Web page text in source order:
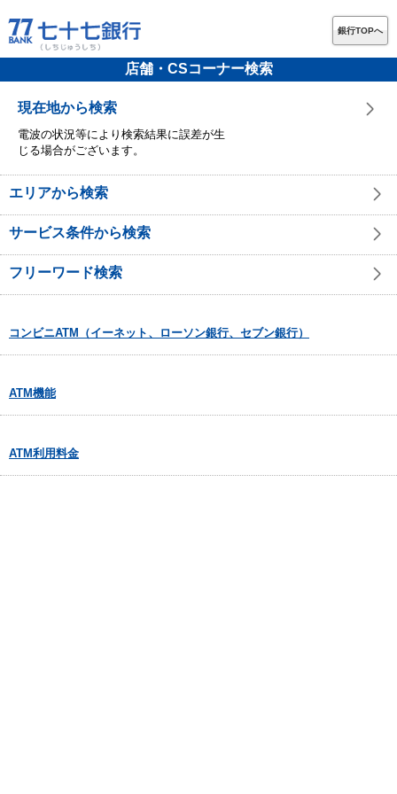
銀行TOPへ
店舗・CSコーナー検索
現在地から検索
電波の状況等により検索結果に誤差が生
じる場合がございます。
エリアから検索
サービス条件から検索
フリーワード検索
コンビニATM（イーネット、ローソン銀行、セブン銀行）
ATM機能
ATM利用料金